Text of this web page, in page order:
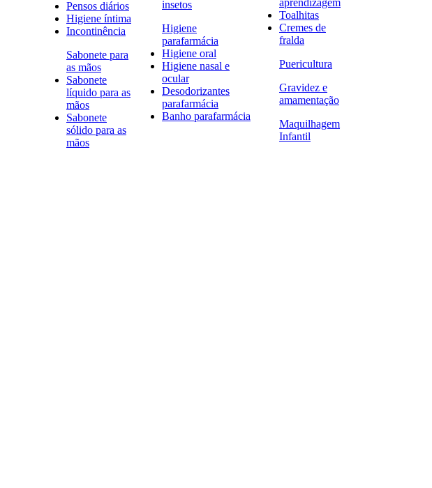
Pensos diários
Higiene íntima
Incontinência
Sabonete para
as mãos
Sabonete
líquido para as
mãos
Sabonete
sólido para as
mãos
insetos
Higiene
parafarmácia
Higiene oral
Higiene nasal e
ocular
Desodorizantes
parafarmácia
Banho parafarmácia
aprendizagem
Toalhitas
Cremes de
fralda
Puericultura
Gravidez e
amamentação
Maquilhagem
Infantil